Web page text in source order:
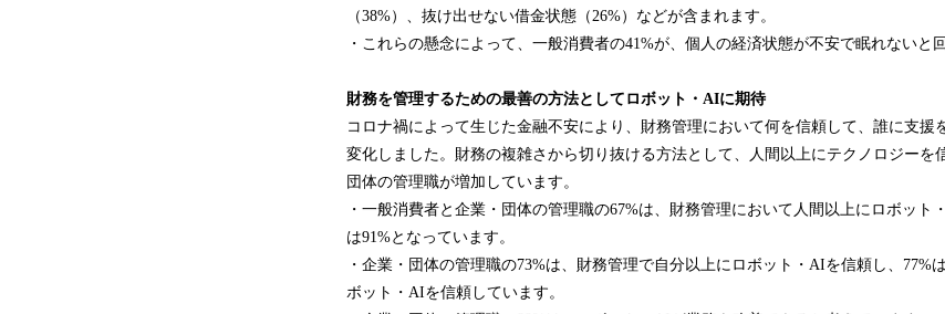
（38%）、抜け出せない借金状態（26%）などが含まれます。
・これらの懸念によって、一般消費者の41%が、個人の経済状態が不安で眠れないと
財務を管理するための最善の方法としてロボット・ AIに期待
コロナ禍によって生じた金融不安により、財務管理において何を信頼して、誰に支援
変化しました。財務の複雑さから切り抜ける方法として、人間以上にテクノロジーを
団体の管理職が増加しています。
・一般消費者と企業・団体の管理職の67%は、財務管理において人間以上にロボット
は91%となっています。
・企業・団体の管理職の73%は、財務管理で自分以上にロボット・AIを信頼し、77%
ボット・AIを信頼しています。